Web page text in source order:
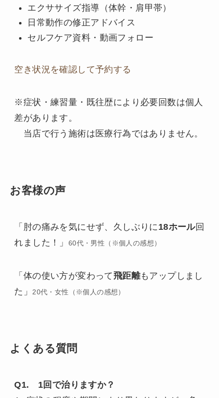
エクササイズ指導（体幹・肩甲帯）
日常動作の修正アドバイス
セルフケア資料・動画フォロー
空き状況を確認して予約する
※症状・練習量・既往歴により必要回数は個人
差があります。
当店で行う施術は医療行為ではありません。
お客様の声
「肘の痛みを気にせず、久しぶりに18ホール回
れました！」
60代・男性（※個人の感想）
「体の使い方が変わって飛距離もアップしまし
た」20代・女性（※個人の感想）
よくある質問
Q1. 1回で治りますか？